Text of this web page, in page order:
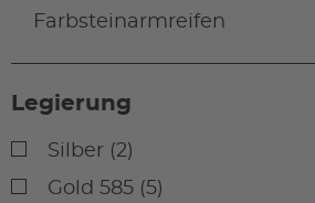
Farbsteinarmreifen
Legierung
Silber (2)
Gold 585 (5)